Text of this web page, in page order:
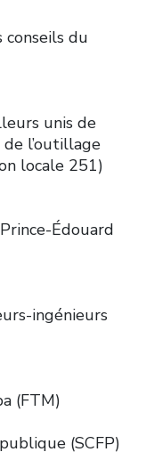
du
unis de
de l’outillage
locale 251)
Édouard
ingénieurs
(FTM)
(SCFP)